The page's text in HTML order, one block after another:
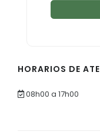
HORARIOS DE
08h00 a 17h00